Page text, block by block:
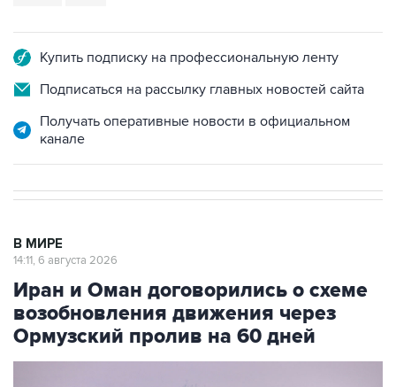
Купить подписку на профессиональную ленту
Подписаться на рассылку главных новостей сайта
Получать оперативные новости в официальном
канале
В МИРЕ
14:11, 6 августа 2026
Иран и Оман договорились о схеме
возобновления движения через
Ормузский пролив на 60 дней